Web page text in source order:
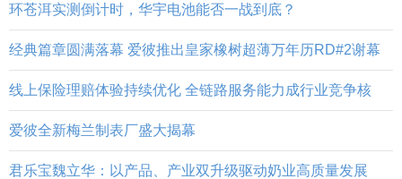
环苍洱实测倒计时，华宇电池能否一战到底？
经典篇章圆满落幕 爱彼推出皇家橡树超薄万年历RD#2谢幕
线上保险理赔体验持续优化 全链路服务能力成行业竞争核
爱彼全新梅兰制表厂盛大揭幕
君乐宝魏立华：以产品、产业双升级驱动奶业高质量发展